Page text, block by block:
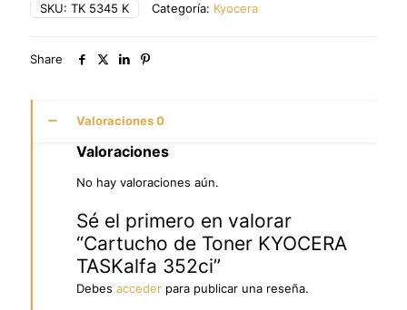
SKU: TK 5345 K Categoría: Kyocera
Share
Valoraciones0
Valoraciones
No hay valoraciones aún.
Sé el primero en valorar
“Cartucho de Toner KYOCERA
TASKalfa 352ci”
Debes acceder para publicar una reseña.